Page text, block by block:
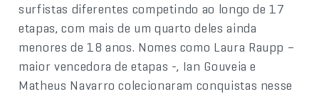
surfistas diferentes competindo ao longo de 17
etapas, com mais de um quarto deles ainda
menores de 18 anos. Nomes como Laura Raupp –
maior vencedora de etapas -, Ian Gouveia e
Matheus Navarro colecionaram conquistas nesse